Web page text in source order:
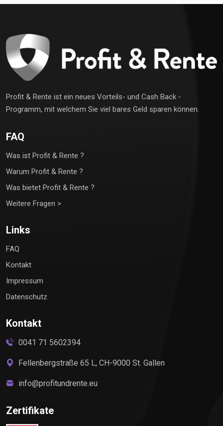
Profit & Rente ist ein neues Vorteils- und Cash Back -
Programm, mit welchem Sie viel bares Geld sparen können.
FAQ
Was ist Profit & Rente ?
Warum Profit & Rente ?
Was bietet Profit & Rente ?
Weitere Fragen >
Links
FAQ
Kontakt
Impressum
Datenschutz
Kontakt
0041 71 5602394
Fellenbergstraße 65 L, CH-9000 St. Gallen
info@profitundrente.eu
Zertifikate